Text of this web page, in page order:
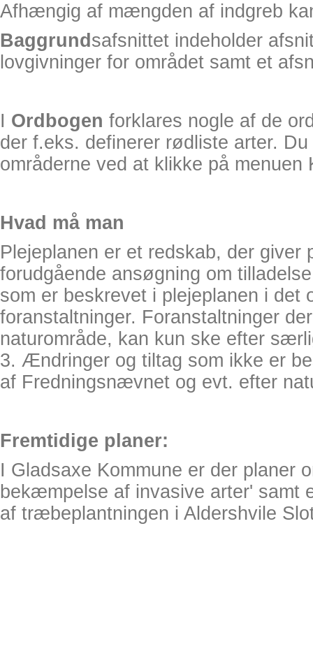
Afhængig af mængden af indgreb
Baggrund safsnittet indeholder
lovgivninger for området samt et
I Ordbogen forklares nogle af de
der f.eks. definerer rødliste arter.
områderne ved at klikke på menuen
Hvad må man
Plejeplanen er et redskab, der giver
forudgående ansøgning om
som er beskrevet i plejeplanen i det
foranstaltninger. Foranstaltninger
naturområde, kan kun ske efter
3. Ændringer og tiltag som ikke er
af Fredningsnævnet og evt. efter
Fremtidige planer:
I Gladsaxe Kommune er der planer
bekæmpelse af invasive arter' samt
af træbeplantningen i Aldershvile